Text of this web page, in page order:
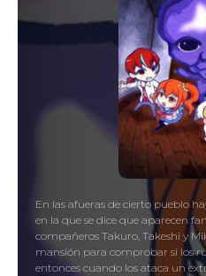
En las afueras de cierto pueblo
en la que se dice que aparecen
compañeros Takuro, Takeshi y
mansión para comprobar si los
entonces cuando los ataca un